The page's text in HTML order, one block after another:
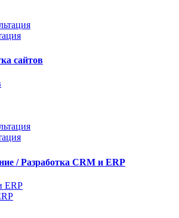
сайтов
/ Разработка CRM и ERP